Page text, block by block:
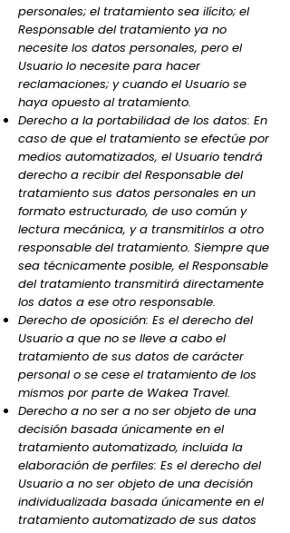
personales; el tratamiento sea ilícito; el
Responsable del tratamiento ya no
necesite los datos personales, pero el
Usuario lo necesite para hacer
reclamaciones; y cuando el Usuario se
haya opuesto al tratamiento.
Derecho a la portabilidad de los datos: En
caso de que el tratamiento se efectúe por
medios automatizados, el Usuario tendrá
derecho a recibir del Responsable del
tratamiento sus datos personales en un
formato estructurado, de uso común y
lectura mecánica, y a transmitirlos a otro
responsable del tratamiento. Siempre que
sea técnicamente posible, el Responsable
del tratamiento transmitirá directamente
los datos a ese otro responsable.
Derecho de oposición: Es el derecho del
Usuario a que no se lleve a cabo el
tratamiento de sus datos de carácter
personal o se cese el tratamiento de los
mismos por parte de Wakea Travel.
Derecho a no ser a no ser objeto de una
decisión basada únicamente en el
tratamiento automatizado, incluida la
elaboración de perfiles: Es el derecho del
Usuario a no ser objeto de una decisión
individualizada basada únicamente en el
tratamiento automatizado de sus datos